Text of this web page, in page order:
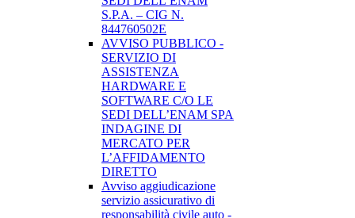
S.P.A. – CIG N.
844760502E
AVVISO PUBBLICO -
SERVIZIO DI
ASSISTENZA
HARDWARE E
SOFTWARE C/O LE
SEDI DELL’ENAM SPA
INDAGINE DI
MERCATO PER
L’AFFIDAMENTO
DIRETTO
Avviso aggiudicazione
servizio assicurativo di
responsabilità civile auto -